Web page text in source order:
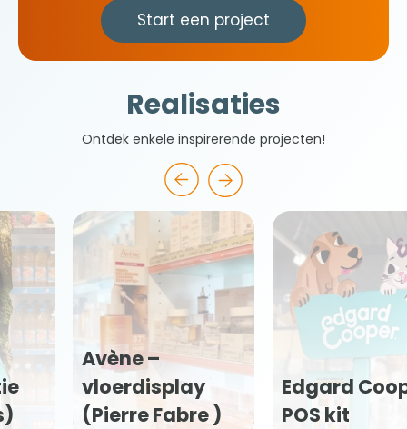
Start een project
Realisaties
Ontdek enkele inspirerende projecten!
Edgard Cooper
POS kit
Flexofytol POS
kit (Tilman)